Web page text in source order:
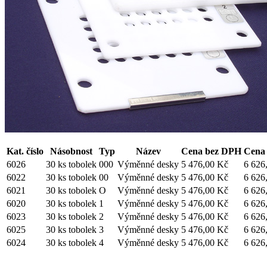
Kat. číslo Násobnost Typ Název Cena bez DPH
6026
30 ks tobolek 000 Výměnné desky 5 476,00 Kč
6
6022
30 ks tobolek 00 Výměnné desky 5 476,00 Kč
6
6021
30 ks tobolek O Výměnné desky 5 476,00 Kč
6
6020
30 ks tobolek 1 Výměnné desky 5 476,00 Kč
6
6023
30 ks tobolek 2 Výměnné desky 5 476,00 Kč
6
6025
30 ks tobolek 3 Výměnné desky 5 476,00 Kč
6
6024
30 ks tobolek 4 Výměnné desky 5 476,00 Kč 6